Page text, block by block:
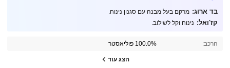
בד ארוג: מרקם בעל מבנה עם סגנון נינוח.
קז'ואל: נינוח וקל לשילוב.
הרכב: 100.0% פוליאסטר
הצג עוד
4.88 3M עוקבים